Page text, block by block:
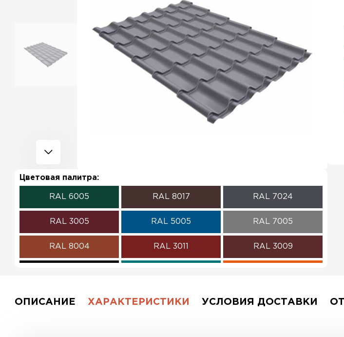
Цветовая палитра:
RAL 6005 RAL 8017 RAL 7024
RAL 3005 RAL 5005 RAL 7005
RAL 8004 RAL 3011 RAL 3009
RAL 5002 RAL 1018 RAL 3003
ОПИСАНИЕ ХАРАКТЕРИСТИКИ УСЛОВИЯ ДОСТАВКИ